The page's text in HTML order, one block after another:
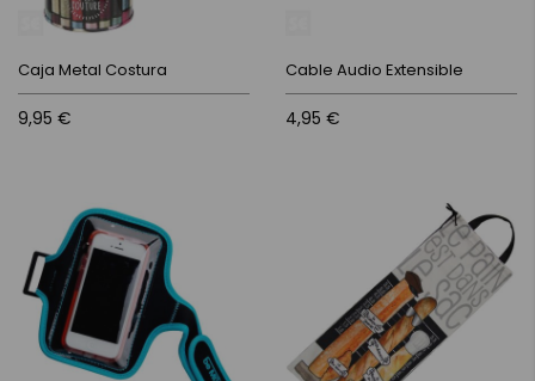
Caja Metal Costura
9,95 €
Cable Audio Extensible
4,95 €